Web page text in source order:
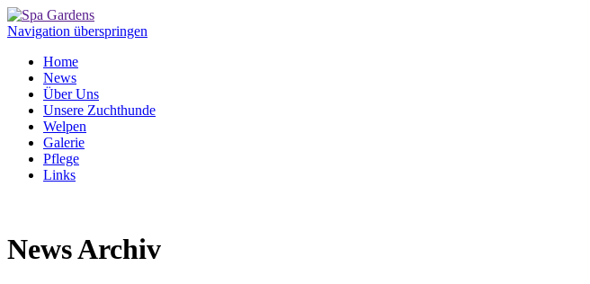
Navigation überspringen
Home
News
Über Uns
Unsere Zuchthunde
Welpen
Galerie
Pflege
Links
News Archiv